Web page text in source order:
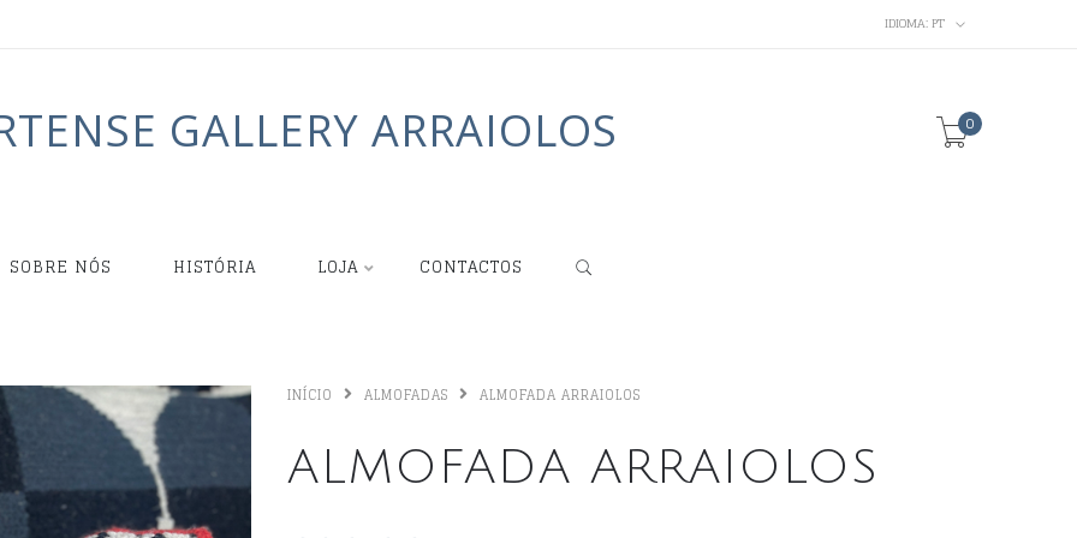
IDIOMA:PT
GALLERY ARRAIOLOS 0
SOBRE NÓS HISTÓRIA LOJA CONTACTOS
INÍCIO ALMOFADAS ALMOFADA ARRAIOLOS
ALMOFADA ARRAIOLOS